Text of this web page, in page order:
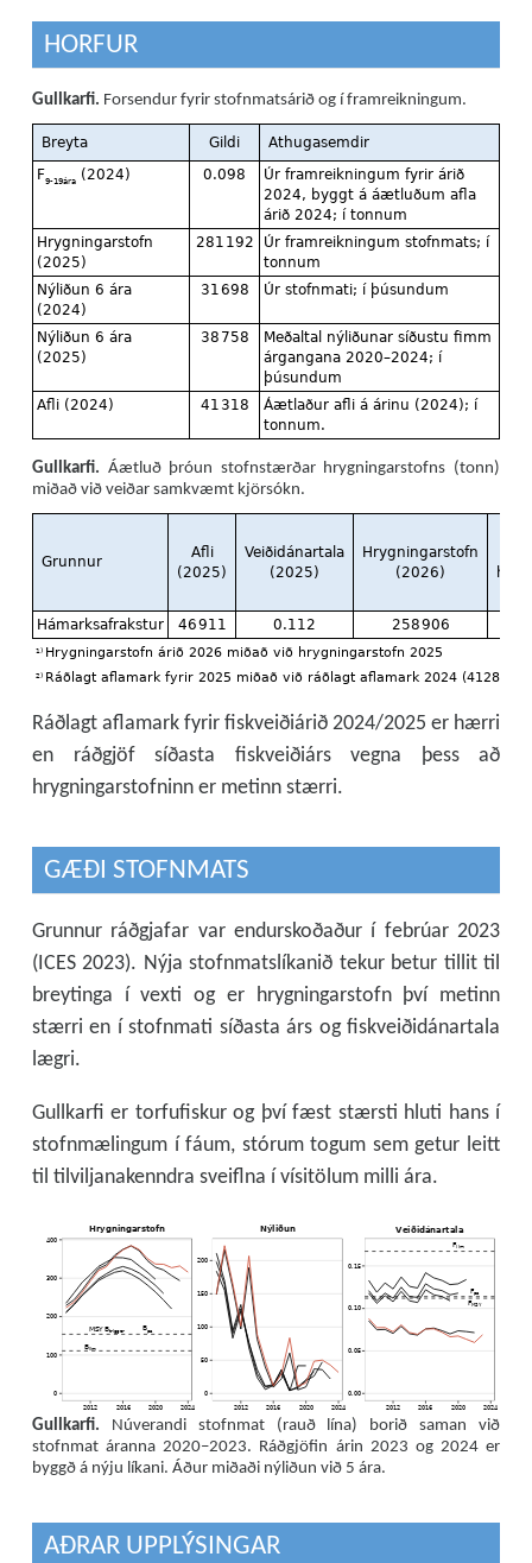
HORFUR
Gullkarfi. Forsendur fyrir stofnmatsárið og í framreikningum.
Gullkarfi. Áætluð þróun stofnstærðar hrygningarstofns (tonn)
miðað við veiðar samkvæmt kjörsókn.
Ráðlagt aflamark fyrir fiskveiðiárið 2024/2025 er hærri
en ráðgjöf síðasta fiskveiðiárs vegna þess að
hrygningarstofninn er metinn stærri.
GÆÐI STOFNMATS
Grunnur ráðgjafar var endurskoðaður í febrúar 2023
(ICES 2023). Nýja stofnmatslíkanið tekur betur tillit til
breytinga í vexti og er hrygningarstofn því metinn
stærri en í stofnmati síðasta árs og fiskveiðidánartala
lægri.
Gullkarfi er torfufiskur og því fæst stærsti hluti hans í
stofnmælingum í fáum, stórum togum sem getur leitt
til tilviljanakenndra sveiflna í vísitölum milli ára.
Blim
MSYBtrigger Bpa
FMSY
Fpa
F m
Hrygningarstofn N ýl iðun Veiðidánartal a
2012 2016 2020 2024 2012 2016 2020 2024 2012 2016 2020 2024
0.00
0.05
0.10
0.15
0
50
100
150
200
0
100
200
300
400
Gullkarfi. Núverandi stofnmat (rauð lína) borið saman við
stofnmat áranna 2020–2023. Ráðgjöfin árin 2023 og 2024 er
byggð á nýju líkani. Áður miðaði nýliðun við 5 ára.
AÐRAR UPPLÝSINGAR